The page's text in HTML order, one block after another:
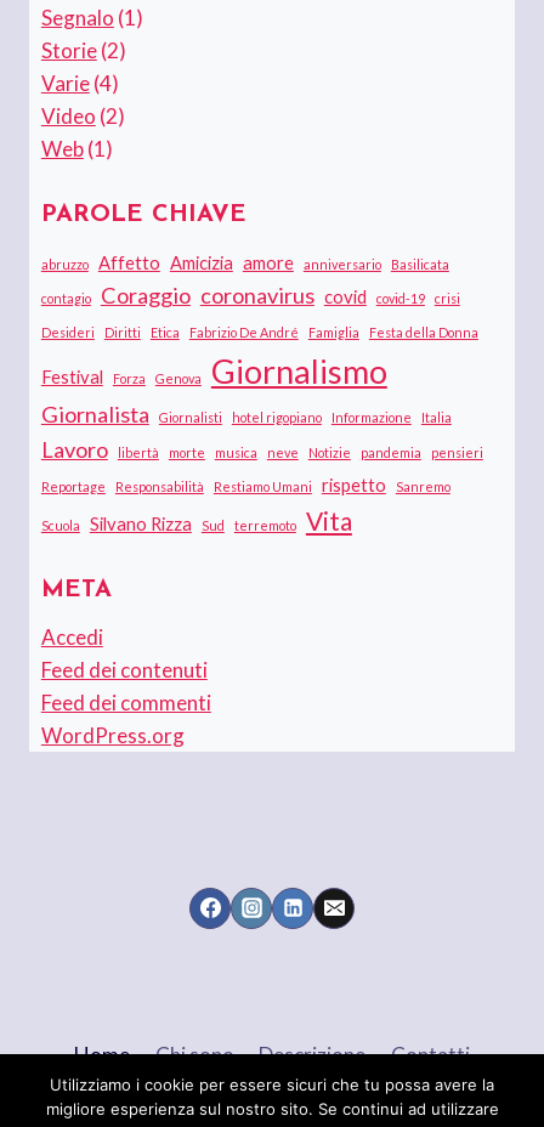
Segnalo (1)
Storie(2)
Varie(4)
Video (2)
Web(1)
PAROLE CHIAVE
abruzzo Affetto Amicizia amore anniversario Basilicata
contagio Coraggio coronavirus covid covid-19 crisi
Desideri Diritti Etica Fabrizio De André Famiglia Festa della Donna
Festival Forza Genova Giornalismo
Giornalista Giornalisti hotel rigopiano Informazione Italia
Lavoro libertà morte musica neve Notizie pandemia pensieri
Reportage Responsabilità Restiamo Umani rispetto Sanremo
Scuola Silvano Rizza Sud terremoto Vita
META
Accedi
Feed dei contenuti
Feed dei commenti
WordPress.org
Home Chi sono Descrizione Contatti
Utilizziamo i cookie per essere sicuri che tu possa avere la
migliore esperienza sul nostro sito. Se continui ad utilizzare